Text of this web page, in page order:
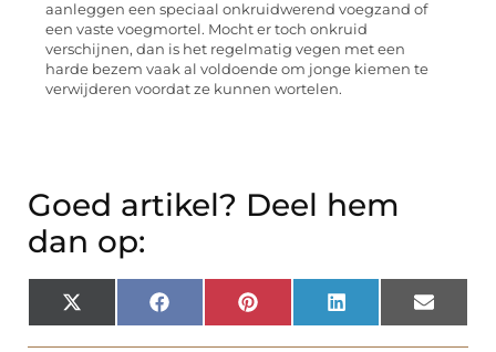
aanleggen een speciaal onkruidwerend voegzand of
een vaste voegmortel. Mocht er toch onkruid
verschijnen, dan is het regelmatig vegen met een
harde bezem vaak al voldoende om jonge kiemen te
verwijderen voordat ze kunnen wortelen.
Goed artikel? Deel hem
dan op:
X
(Twitter)
Facebook Pinterest LinkedIn Email